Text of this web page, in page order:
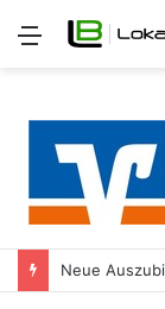
Menü
Neue